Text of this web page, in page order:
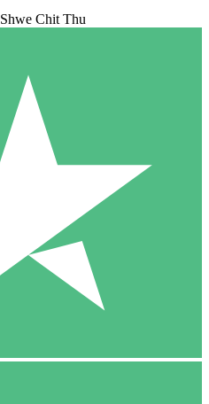
Shwe Chit Thu